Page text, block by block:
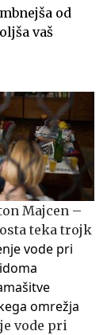
od
vaš
Majcen –
teka trojk
vode pri